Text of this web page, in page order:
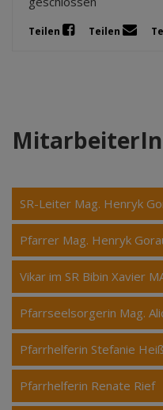
Teilen Teilen
SR-Leiter Mag. Henryk
Pfarrer Mag. Henryk
Vikar im SR Bibin Xavier
Pfarrseelsorgerin Mag.
Pfarrhelferin Stefanie Heiß
Pfarrhelferin Renate Rief